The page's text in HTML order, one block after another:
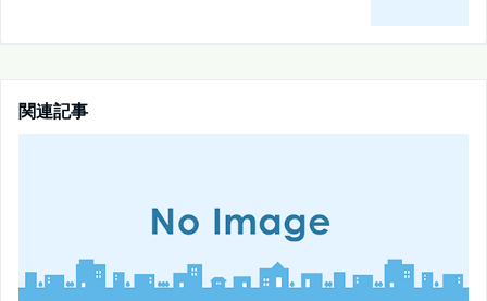
関連記事